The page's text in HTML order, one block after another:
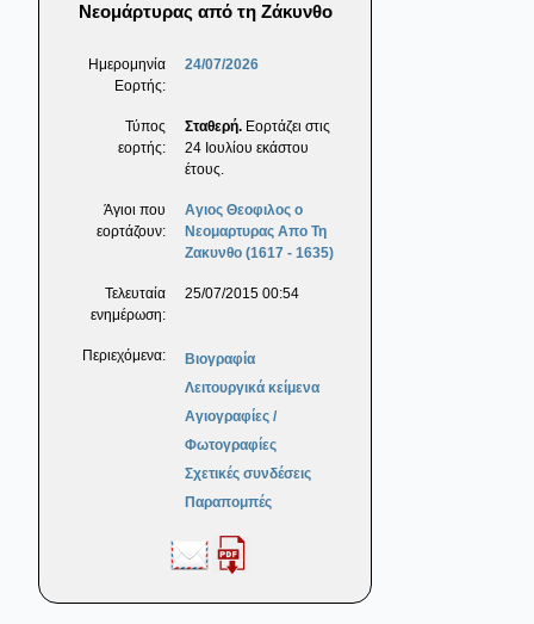
Νεομάρτυρας από τη Ζάκυνθο
Ημερομηνία
Εορτής:
24/07/2026
Τύπος
εορτής:
Σταθερή. Εορτάζει στις
24 Ιουλίου εκάστου
έτους.
Άγιοι που
εορτάζουν:
Αγιος Θεοφιλος ο
Νεομαρτυρας Απο Τη
Ζακυνθο (1617 - 1635)
Τελευταία
ενημέρωση:
25/07/2015 00:54
Περιεχόμενα:
Βιογραφία
Λειτουργικά κείμενα
Αγιογραφίες /
Φωτογραφίες
Σχετικές συνδέσεις
Παραπομπές